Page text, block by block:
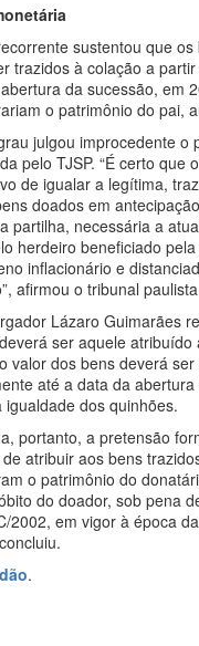
sustentou que
trazidos à colação a
da sucessão, em
o patrimônio do pai,
julgou improcedente o
pelo TJSP. “É certo que
de igualar a legítima,
doados em
partilha, necessária a
herdeiro beneficiado
inflacionário e
afirmou o tribunal
Lázaro Guimarães
ser aquele atribuído
valor dos bens deverá ser
até a data da
igualdade dos quinhões.
portanto, a pretensão
atribuir aos bens
o patrimônio do
do doador, sob pena
2002, em vigor à época
.